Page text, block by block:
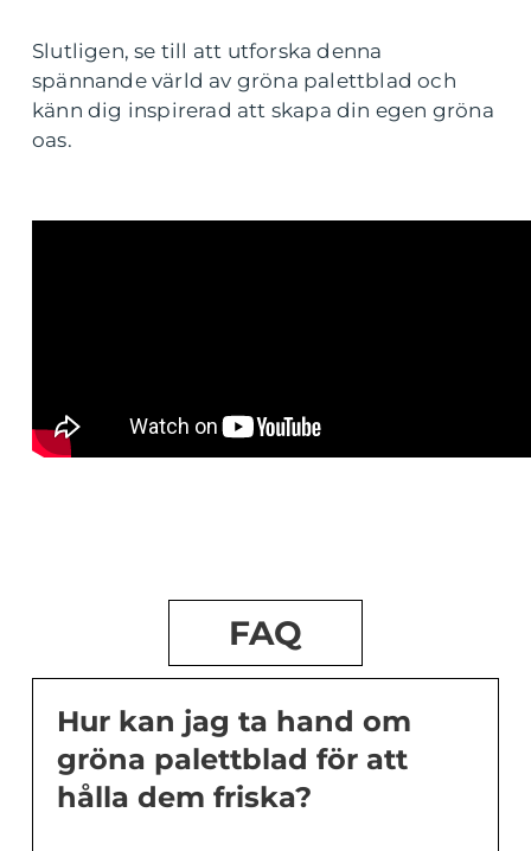
Slutligen, se till att utforska denna
spännande värld av gröna palettblad och
känn dig inspirerad att skapa din egen gröna
oas.
FAQ
Hur kan jag ta hand om
gröna palettblad för att
hålla dem friska?